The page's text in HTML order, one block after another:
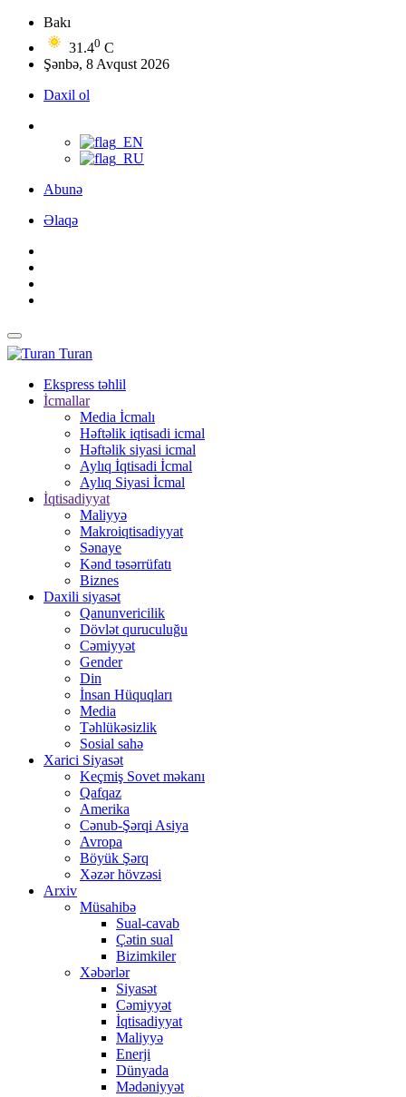
Bakı
31.40 C
Şənbə, 8 Avqust 2026
Daxil ol
Abunə
Əlaqə
Turan
Ekspress təhlil
İcmallar
Media İcmalı
Həftəlik iqtisadi icmal
Həftəlik siyasi icmal
Aylıq İqtisadi İcmal
Aylıq Siyasi İcmal
İqtisadiyyat
Maliyyə
Makroiqtisadiyyat
Sənaye
Kənd təsərrüfatı
Biznes
Daxili siyasət
Qanunvericilik
Dövlət quruculuğu
Cəmiyyət
Gender
Din
İnsan Hüquqları
Media
Təhlükəsizlik
Sosial sahə
Xarici Siyasət
Keçmiş Sovet məkanı
Qafqaz
Amerika
Cənub-Şərqi Asiya
Avropa
Böyük Şərq
Xəzər hövzəsi
Arxiv
Müsahibə
Sual-cavab
Çətin sual
Bizimkiler
Xəbərlər
Siyasət
Cəmiyyət
İqtisadiyyat
Maliyyə
Enerji
Dünyada
Mədəniyyət